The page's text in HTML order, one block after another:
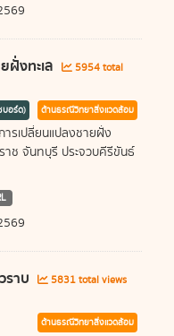
ฝั่งทะเล
5954 total
บอร์ด) ด้านธรณีวิทยาสิ่งแวดล้อม
รเปลี่ยนแปลงชายฝั่ง
าช จันทบุรี ประจวบคีรีขันธ์
ราบ
5831 total views
ด้านธรณีวิทยาสิ่งแวดล้อม